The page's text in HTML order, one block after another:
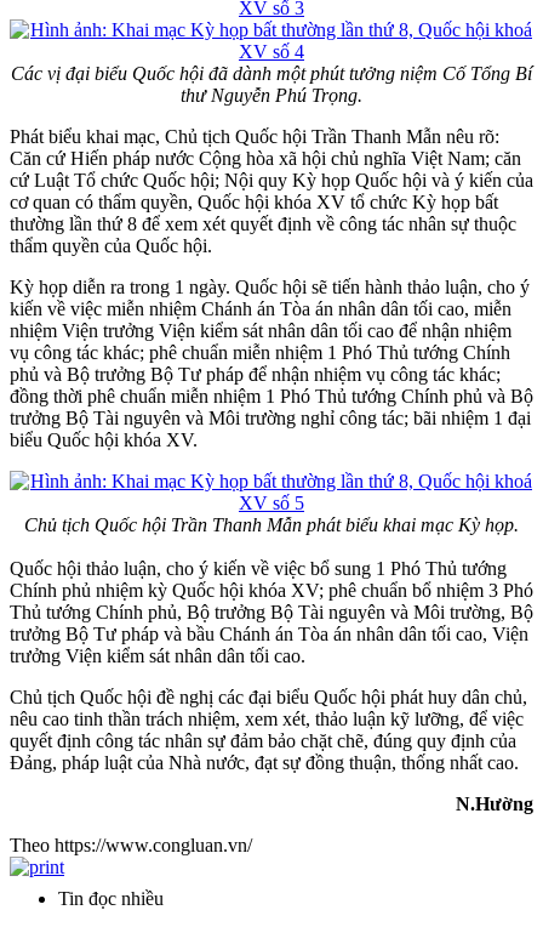
Các vị đại biểu Quốc hội đã dành một phút tưởng niệm Cố Tổng Bí
thư Nguyễn Phú Trọng.
Phát biểu khai mạc, Chủ tịch Quốc hội Trần Thanh Mẫn nêu rõ:
Căn cứ Hiến pháp nước Cộng hòa xã hội chủ nghĩa Việt Nam; căn
cứ Luật Tổ chức Quốc hội; Nội quy Kỳ họp Quốc hội và ý kiến của
cơ quan có thẩm quyền, Quốc hội khóa XV tổ chức Kỳ họp bất
thường lần thứ 8 để xem xét quyết định về công tác nhân sự thuộc
thẩm quyền của Quốc hội.
Kỳ họp diễn ra trong 1 ngày. Quốc hội sẽ tiến hành thảo luận, cho ý
kiến về việc miễn nhiệm Chánh án Tòa án nhân dân tối cao, miễn
nhiệm Viện trưởng Viện kiểm sát nhân dân tối cao để nhận nhiệm
vụ công tác khác; phê chuẩn miễn nhiệm 1 Phó Thủ tướng Chính
phủ và Bộ trưởng Bộ Tư pháp để nhận nhiệm vụ công tác khác;
đồng thời phê chuẩn miễn nhiệm 1 Phó Thủ tướng Chính phủ và Bộ
trưởng Bộ Tài nguyên và Môi trường nghỉ công tác; bãi nhiệm 1 đại
biểu Quốc hội khóa XV.
Chủ tịch Quốc hội Trần Thanh Mẫn phát biểu khai mạc Kỳ họp.
Quốc hội thảo luận, cho ý kiến về việc bổ sung 1 Phó Thủ tướng
Chính phủ nhiệm kỳ Quốc hội khóa XV; phê chuẩn bổ nhiệm 3 Phó
Thủ tướng Chính phủ, Bộ trưởng Bộ Tài nguyên và Môi trường, Bộ
trưởng Bộ Tư pháp và bầu Chánh án Tòa án nhân dân tối cao, Viện
trưởng Viện kiểm sát nhân dân tối cao.
Chủ tịch Quốc hội đề nghị các đại biểu Quốc hội phát huy dân chủ,
nêu cao tinh thần trách nhiệm, xem xét, thảo luận kỹ lưỡng, để việc
quyết định công tác nhân sự đảm bảo chặt chẽ, đúng quy định của
Đảng, pháp luật của Nhà nước, đạt sự đồng thuận, thống nhất cao.
N.Hường
Theo https://www.congluan.vn/
Tin đọc nhiều